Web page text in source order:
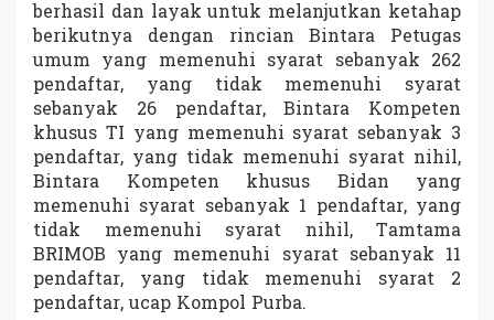
berhasil dan layak untuk melanjutkan ketahap
berikutnya dengan rincian Bintara Petugas
umum yang memenuhi syarat sebanyak 262
pendaftar, yang tidak memenuhi syarat
sebanyak 26 pendaftar, Bintara Kompeten
khusus TI yang memenuhi syarat sebanyak 3
pendaftar, yang tidak memenuhi syarat nihil,
Bintara Kompeten khusus Bidan yang
memenuhi syarat sebanyak 1 pendaftar, yang
tidak memenuhi syarat nihil, Tamtama
BRIMOB yang memenuhi syarat sebanyak 11
pendaftar, yang tidak memenuhi syarat 2
pendaftar, ucap Kompol Purba.